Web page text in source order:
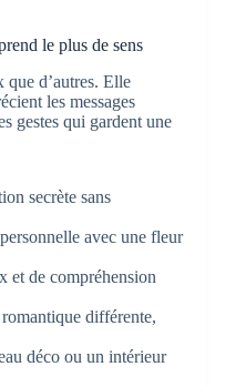
le plus de sens
d’autres. Elle
les messages
gestes qui gardent une
secrète sans
avec une fleur
et de compréhension
différente,
déco ou un intérieur